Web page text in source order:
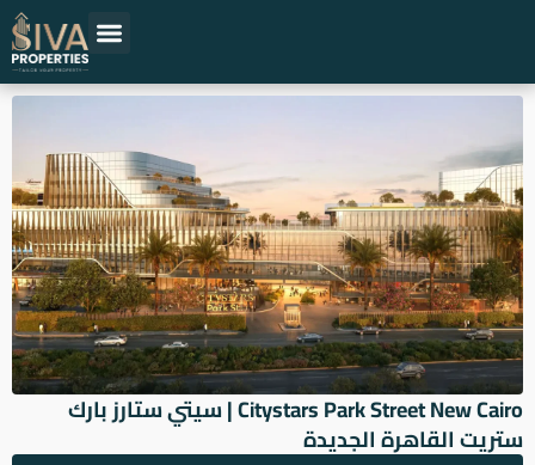
المحتوى
Citystars Park Street New Cairo | سيتي ستارز بارك
ستريت القاهرة الجديدة